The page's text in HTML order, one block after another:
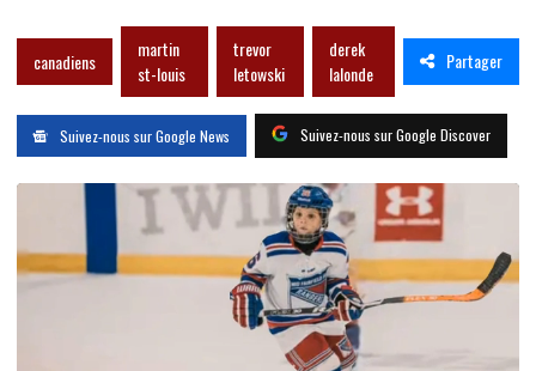
canadiens
martin
st-louis
trevor
letowski
derek
lalonde
Partager
Suivez-nous sur Google News Suivez-nous sur Google Discover